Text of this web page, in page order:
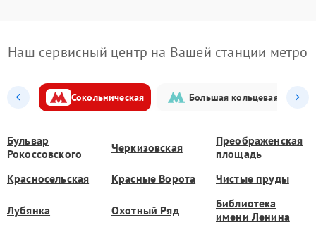
Наш сервисный центр на Вашей станции метро
Сокольническая Большая кольцевая
Бульвар
Рокоссовского
Черкизовская
Преображенская
площадь
Красносельская
Красные Ворота Чистые пруды
Лубянка Охотный Ряд
Библиотека
имени Ленина